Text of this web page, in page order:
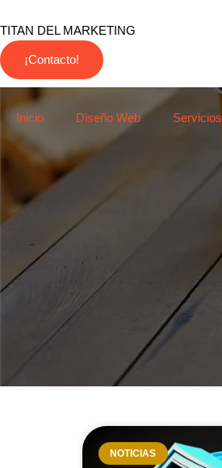
TITAN DEL MARKETING
¡Contacto!
Inicio Diseño Web Servicios
NOTICIAS